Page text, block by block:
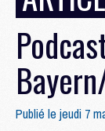
Publié le jeudi 7